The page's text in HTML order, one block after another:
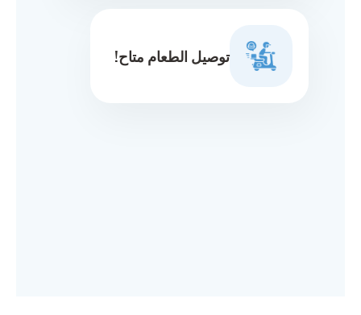
توصيل الطعام متاح!